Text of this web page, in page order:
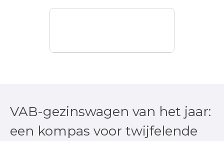
VAB-gezinswagen van het jaar:
een kompas voor twijfelende